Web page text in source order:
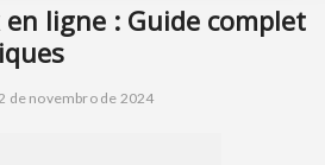
ligne : Guide complet
de novembro de 2024